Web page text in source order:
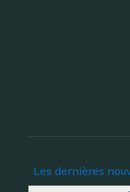
Les dernières